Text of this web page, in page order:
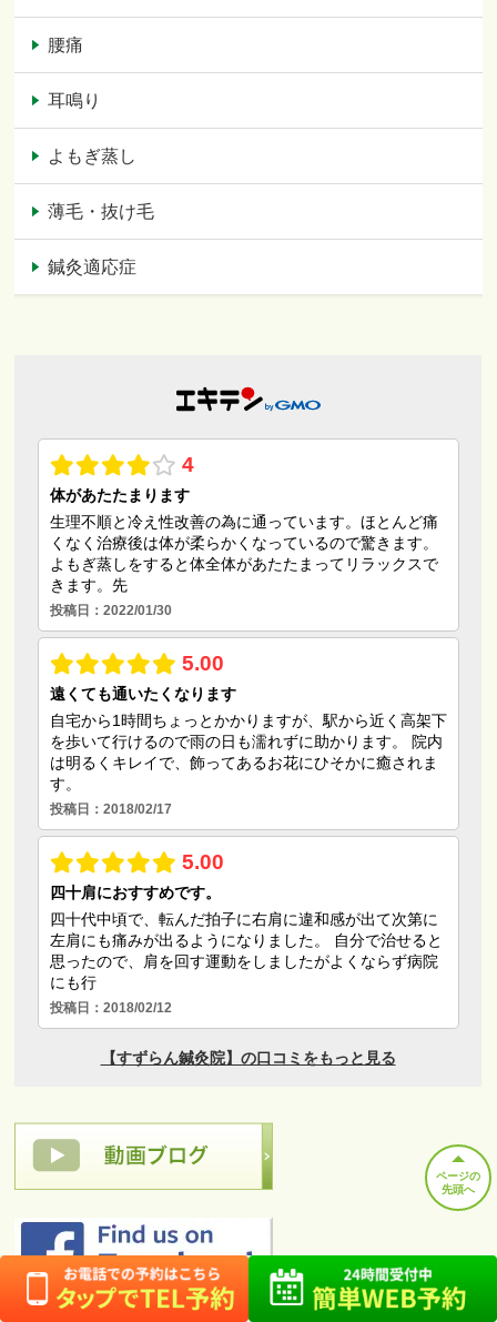
腰痛
耳鳴り
よもぎ蒸し
薄毛・抜け毛
鍼灸適応症
ページの
先頭へ